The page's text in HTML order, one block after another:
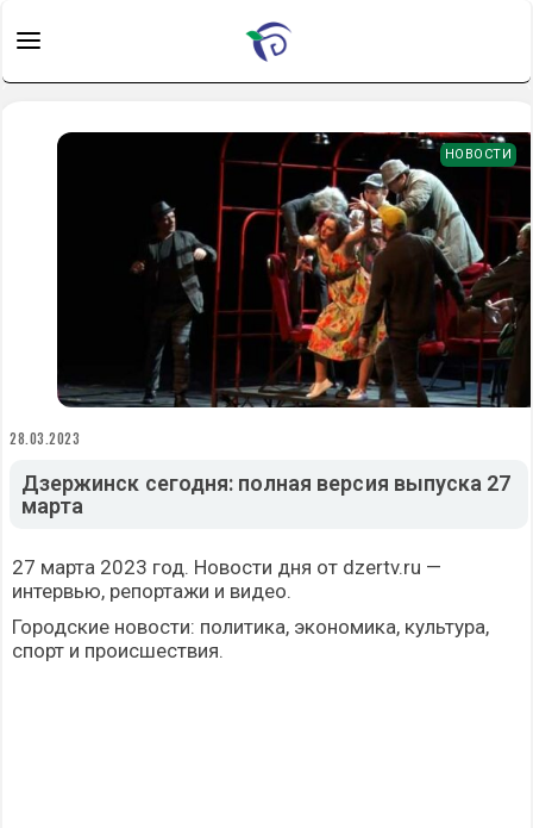
НОВОСТИ
28.03.2023
Дзержинск сегодня: полная версия выпуска 27
марта
27 марта 2023 год. Новости дня от dzertv.ru —
интервью, репортажи и видео.
Городские новости: политика, экономика, культура,
спорт и происшествия.